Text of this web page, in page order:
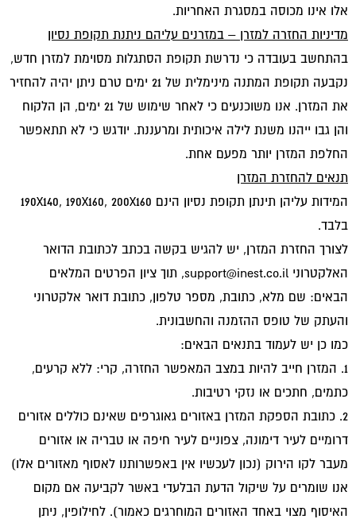
אלו אינו מכוסה במסגרת האחריות.
מדיניות החזרה למזרן – במזרנים עליהם ניתנת תקופת נסיון
בהתחשב בעובדה כי נדרשת תקופת הסתגלות מסוימת למזרן חדש,
נקבעה תקופת המתנה מינימלית של 21 ימים טרם ניתן יהיה להחזיר
את המזרן. אנו משוכנעים כי לאחר שימוש של 21 ימים, הן הלקוח
והן גבו ייהנו משנת לילה איכותית ומרעננת. יודגש כי לא תתאפשר
החלפת המזרן יותר מפעם אחת.
תנאים להחזרת המזרן
המידות עליהן תינתן תקופת נסיון הינם 190X140, 190X160, 200X160
בלבד.
לצורך החזרת המזרן, יש להגיש בקשה בכתב לכתובת הדואר
האלקטרוני support@inest.co.il, תוך ציון הפרטים המלאים
הבאים: שם מלא, כתובת, מספר טלפון, כתובת דואר אלקטרוני
והעתק של טופס ההזמנה והחשבונית.
כמו כן יש לעמוד בתנאים הבאים:
1. המזרן חייב להיות במצב המאפשר החזרה, קרי: ללא קרעים,
כתמים, חתכים או נזקי רטיבות.
2. כתובת הספקת המזרן באזורים גאוגרפים שאינם כוללים אזורים
דרומיים לעיר דימונה, צפוניים לעיר חיפה או טבריה או אזורים
מעבר לקו הירוק (נכון לעכשיו אין באפשרותנו לאסוף מאזורים אלו)
אנו שומרים על שיקול הדעת הבלעדי באשר לקביעה אם מקום
האיסוף מצוי באחד האזורים המוחרגים כאמור). לחילופין, ניתן